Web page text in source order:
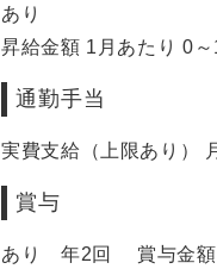
あり
昇給金額 1月あたり 0
通勤手当
実費支給（上限あり）
賞与
あり 年2回 賞与金額